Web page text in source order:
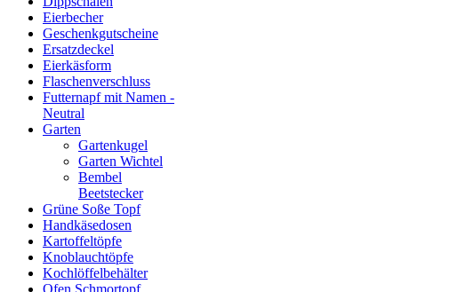
Eierbecher
Geschenkgutscheine
Ersatzdeckel
Eierkäsform
Flaschenverschluss
Futternapf mit Namen -
Neutral
Garten
Gartenkugel
Garten Wichtel
Bembel
Beetstecker
Grüne Soße Topf
Handkäsedosen
Kartoffeltöpfe
Knoblauchtöpfe
Kochlöffelbehälter